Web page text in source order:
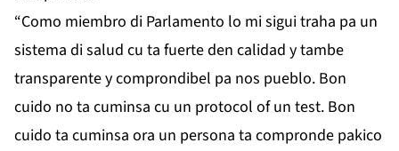
“Como miembro di Parlamento lo mi sigui traha pa un
sistema di salud cu ta fuerte den calidad y tambe
transparente y comprondibel pa nos pueblo. Bon
cuido no ta cuminsa cu un protocol of un test. Bon
cuido ta cuminsa ora un persona ta compronde pakico